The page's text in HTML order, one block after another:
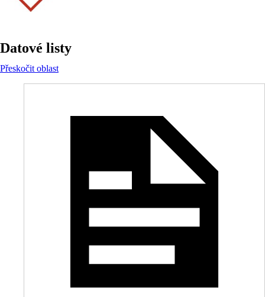
Datové listy
Přeskočit oblast